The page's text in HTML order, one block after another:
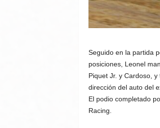
Seguido en la partida
posiciones, Leonel
Piquet Jr. y Cardoso,
dirección del auto del
El podio completado
Racing.